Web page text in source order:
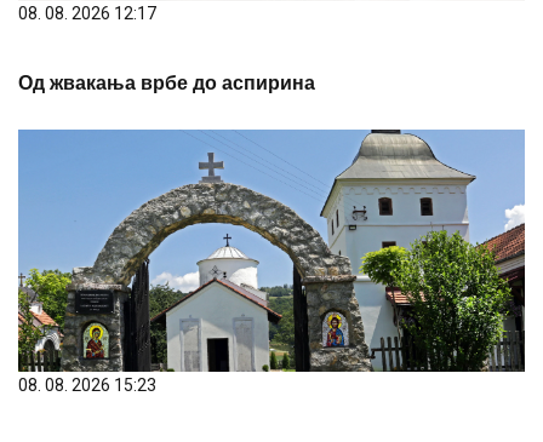
08. 08. 2026 12:17
Од жвакања врбе до аспирина
08. 08. 2026 15:23